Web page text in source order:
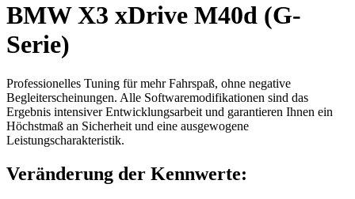
BMW X3 xDrive M40d (G-
Serie)
Professionelles Tuning für mehr Fahrspaß, ohne negative
Begleiterscheinungen. Alle Softwaremodifikationen sind das
Ergebnis intensiver Entwicklungsarbeit und garantieren Ihnen ein
Höchstmaß an Sicherheit und eine ausgewogene
Leistungscharakteristik.
Veränderung der Kennwerte: